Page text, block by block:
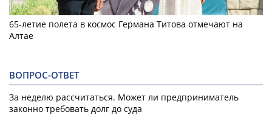
65-летие полета в космос Германа Титова отмечают на
Алтае
ВОПРОС-ОТВЕТ
За неделю рассчитаться. Может ли предприниматель
законно требовать долг до суда